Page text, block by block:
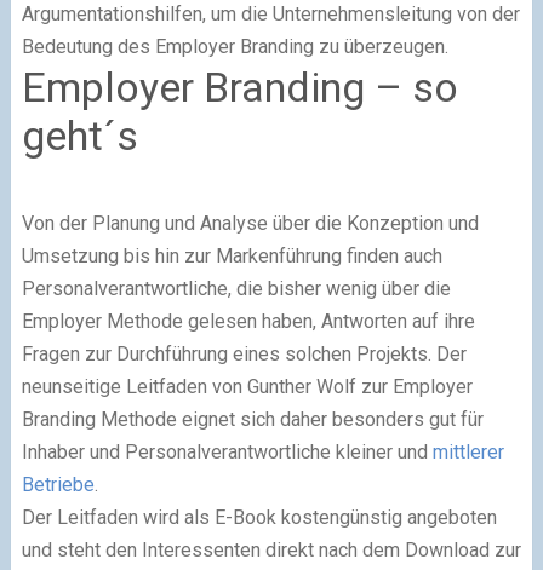
Argumentationshilfen, um die Unternehmensleitung von der
Bedeutung des Employer Branding zu überzeugen.
Employer Branding – so
geht´s
Von der Planung und Analyse über die Konzeption und
Umsetzung bis hin zur Markenführung finden auch
Personalverantwortliche, die bisher wenig über die
Employer Methode gelesen haben, Antworten auf ihre
Fragen zur Durchführung eines solchen Projekts. Der
neunseitige Leitfaden von Gunther Wolf zur Employer
Branding Methode eignet sich daher besonders gut für
Inhaber und Personalverantwortliche kleiner und mittlerer
Betriebe.
Der Leitfaden wird als E-Book kostengünstig angeboten
und steht den Interessenten direkt nach dem Download zur